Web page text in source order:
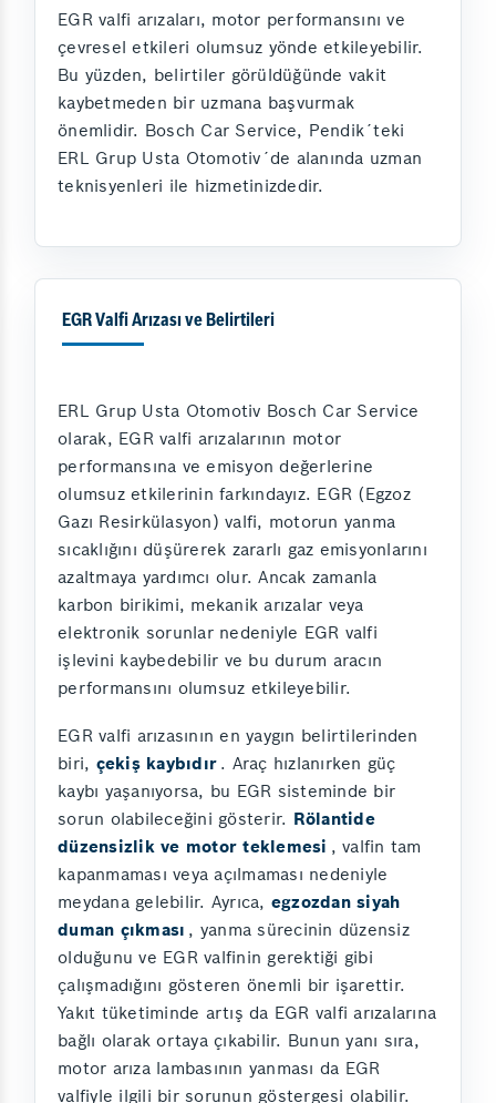
EGR valfi arızaları, motor performansını ve
çevresel etkileri olumsuz yönde etkileyebilir.
Bu yüzden, belirtiler görüldüğünde vakit
kaybetmeden bir uzmana başvurmak
önemlidir. Bosch Car Service, Pendik´teki
ERL Grup Usta Otomotiv´de alanında uzman
teknisyenleri ile hizmetinizdedir.
EGR Valfi Arızası ve Belirtileri
ERL Grup Usta Otomotiv Bosch Car Service
olarak, EGR valfi arızalarının motor
performansına ve emisyon değerlerine
olumsuz etkilerinin farkındayız. EGR (Egzoz
Gazı Resirkülasyon) valfi, motorun yanma
sıcaklığını düşürerek zararlı gaz emisyonlarını
azaltmaya yardımcı olur. Ancak zamanla
karbon birikimi, mekanik arızalar veya
elektronik sorunlar nedeniyle EGR valfi
işlevini kaybedebilir ve bu durum aracın
performansını olumsuz etkileyebilir.
EGR valfi arızasının en yaygın belirtilerinden
biri, çekiş kaybıdır . Araç hızlanırken güç
kaybı yaşanıyorsa, bu EGR sisteminde bir
sorun olabileceğini gösterir. Rölantide
düzensizlik ve motor teklemesi , valfin tam
kapanmaması veya açılmaması nedeniyle
meydana gelebilir. Ayrıca, egzozdan siyah
duman çıkması , yanma sürecinin düzensiz
olduğunu ve EGR valfinin gerektiği gibi
çalışmadığını gösteren önemli bir işarettir.
Yakıt tüketiminde artış da EGR valfi arızalarına
bağlı olarak ortaya çıkabilir. Bunun yanı sıra,
motor arıza lambasının yanması da EGR
valfiyle ilgili bir sorunun göstergesi olabilir.